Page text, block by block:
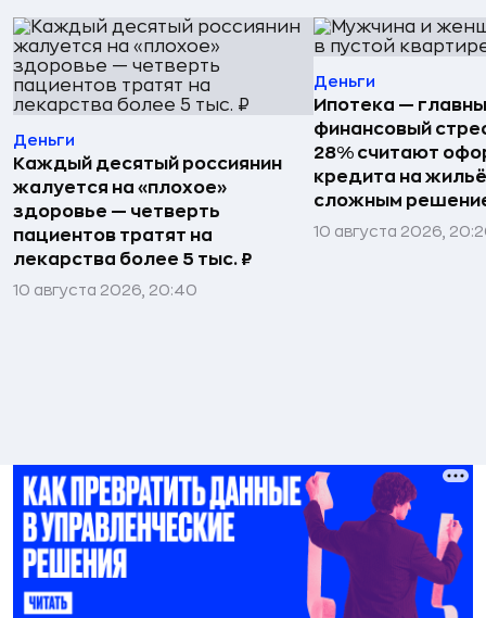
Деньги
Каждый десятый россиянин
жалуется на «плохое»
здоровье — четверть
пациентов тратят на
лекарства более 5 тыс. ₽
10 августа 2026, 20:40
Деньги
Ипотека —
финансовый
28% считают
кредита на
сложным
10 августа 2026,